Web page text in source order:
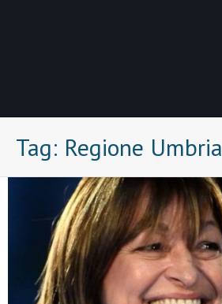
Tag: Regione Umbria